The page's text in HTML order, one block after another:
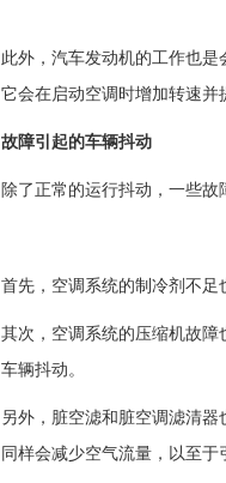
此外，汽车发动机的工作也
它会在启动空调时增加转速并
故障引起的车辆抖动
除了正常的运行抖动，一些故
首先，空调系统的制冷剂不足
其次，空调系统的压缩机故
车辆抖动。
另外，脏空滤和脏空调滤清
同样会减少空气流量，以至于